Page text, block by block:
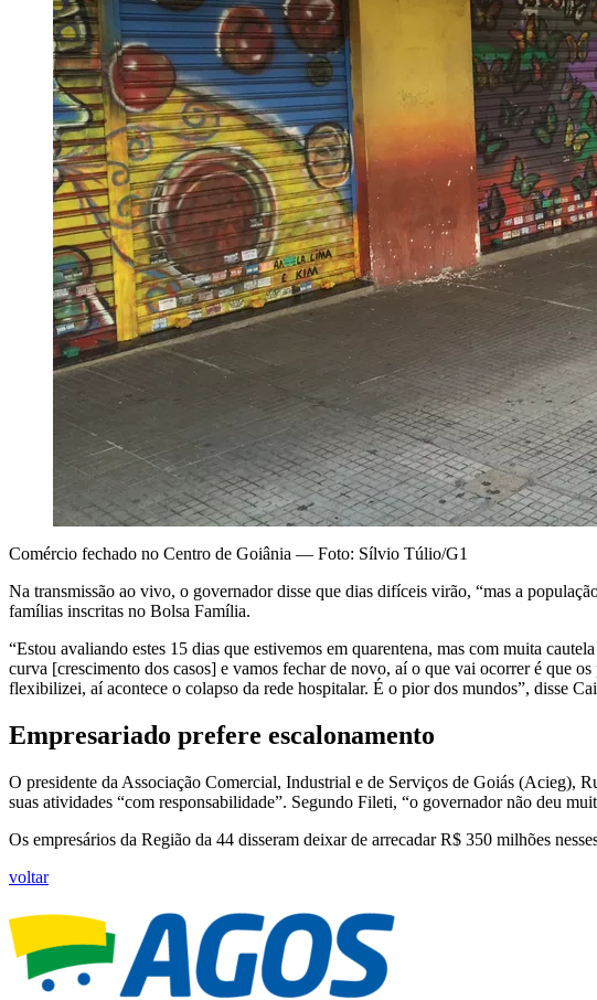
Comércio fechado no Centro de Goiânia — Foto: Sílvio Túlio/G1
Na transmissão ao vivo, o governador disse que dias difíceis virão, “mas a
famílias inscritas no Bolsa Família.
“Estou avaliando estes 15 dias que estivemos em quarentena, mas com muita
curva [crescimento dos casos] e vamos fechar de novo, aí o que vai ocorrer é que
flexibilizei, aí acontece o colapso da rede hospitalar. É o pior dos mundos”, disse
Empresariado prefere escalonamento
O presidente da Associação Comercial, Industrial e de Serviços de Goiás (Acieg),
suas atividades “com responsabilidade”. Segundo Fileti, “o governador não deu
Os empresários da Região da 44 disseram deixar de arrecadar R$ 350 milhões
voltar